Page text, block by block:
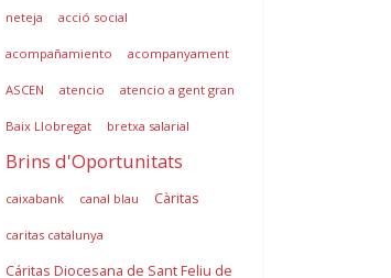
neteja acció social
acompañamiento acompanyament
ASCEN atencio atencio a gent gran
Baix Llobregat bretxa salarial
Brins d'Oportunitats
caixabank canal blau Càritas
caritas catalunya
Cáritas Diocesana de Sant Feliu de